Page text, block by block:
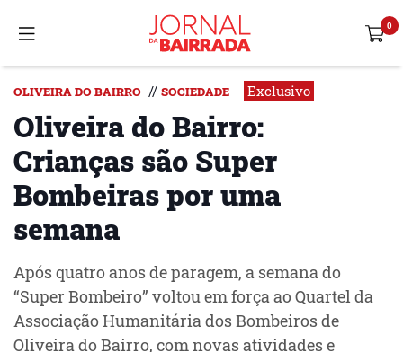
OLIVEIRA DO BAIRRO // SOCIEDADE Exclusivo
Oliveira do Bairro:
Crianças são Super
Bombeiras por uma
semana
Após quatro anos de paragem, a semana do
“Super Bombeiro” voltou em força ao Quartel da
Associação Humanitária dos Bombeiros de
Oliveira do Bairro, com novas atividades e